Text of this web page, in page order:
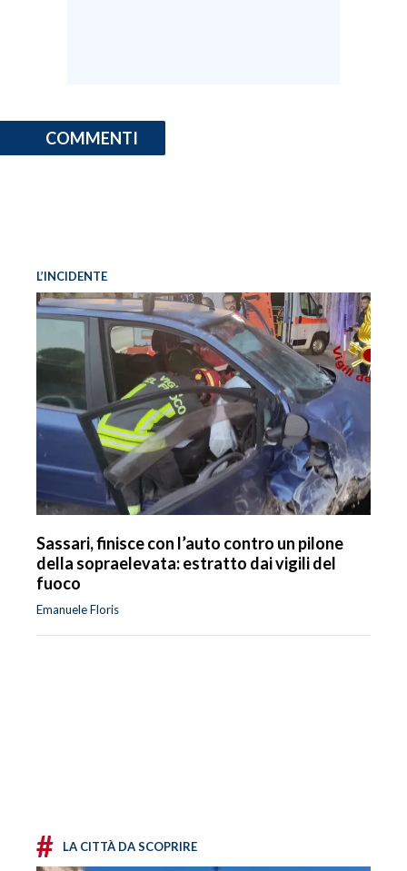
COMMENTI
L’INCIDENTE
Sassari, finisce con l’auto contro un pilone
della sopraelevata: estratto dai vigili del
fuoco
Emanuele Floris
# LA CITTÀ DA SCOPRIRE